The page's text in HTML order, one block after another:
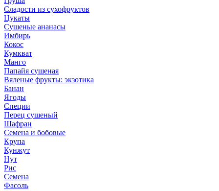
Сладости из сухофруктов
Цукаты
Cушеные ананасы
Имбирь
Кокос
Кумкват
Манго
Папайя сушеная
Вяленые фрукты: экзотика
Банан
Ягоды
Специи
Перец сушеный
Шафран
Семена и бобовые
Крупа
Кунжут
Нут
Рис
Семена
Фасоль